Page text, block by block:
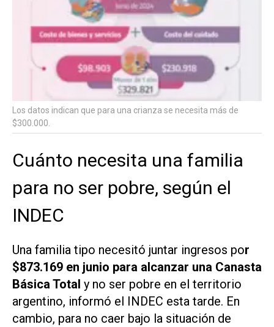
Los datos indican que para una crianza se necesita más de
$300.000.
Cuánto necesita una familia
para no ser pobre, según el
INDEC
Una familia tipo necesitó juntar ingresos por
$873.169 en junio para alcanzar una Canasta
Básica Total y no ser pobre en el territorio
argentino, informó el INDEC esta tarde. En
cambio, para no caer bajo la situación de